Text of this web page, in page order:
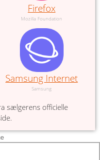
Firefox
Mozilla Foundation
Samsung Internet
Samsung
sælgerens officielle